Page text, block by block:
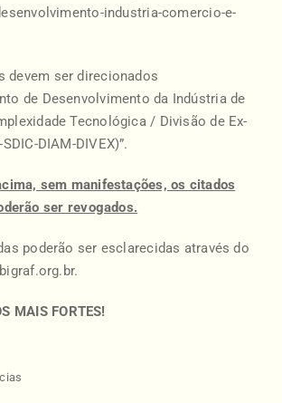
industria-comercio-e-
devem ser direcionados
de Desenvolvimento da Indústria de
Tecnológica / Divisão de Ex-
DIAM-DIVEX)”.
sem manifestações, os citados
ser revogados.
poderão ser esclarecidas através do
.
MAIS FORTES!